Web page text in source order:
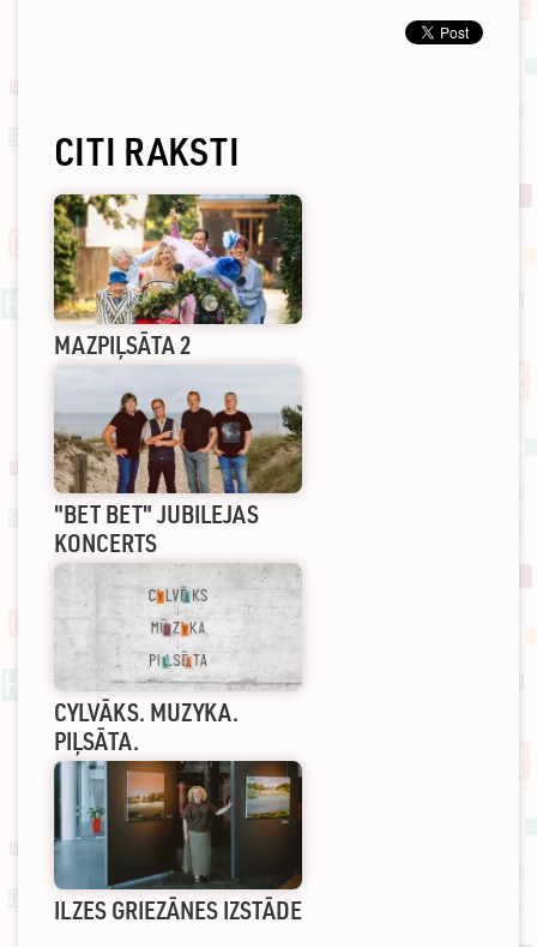
CITI RAKSTI
MAZPIĻSĀTA 2
"BET BET" JUBILEJAS
KONCERTS
CYLVĀKS. MUZYKA.
PIĻSĀTA.
ILZES GRIEZĀNES IZSTĀDE